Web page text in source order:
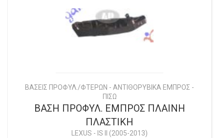
ΒΑΣΕΙΣ ΠΡΟΦΥΛ./ΦΤΕΡΩΝ - ΑΝΤΙΘΟΡΥΒΙΚΑ ΕΜΠΡΟΣ -
ΠΙΣΩ
ΒΑΣΗ ΠΡΟΦΥΛ. ΕΜΠΡΟΣ ΠΛΑΙΝΗ
ΠΛΑΣΤΙΚΗ
LEXUS - IS II (2005-2013)